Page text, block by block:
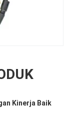
Kinerja Baik